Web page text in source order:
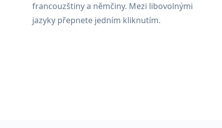
francouzštiny a němčiny. Mezi libovolnými
jazyky přepnete jedním kliknutím.